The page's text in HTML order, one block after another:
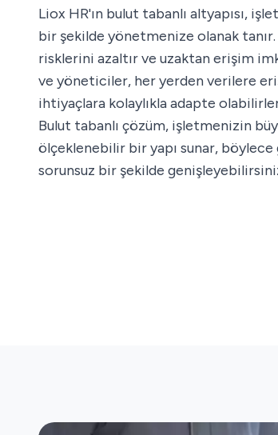
Liox HR'ın bulut tabanlı altyapısı,
bir şekilde yönetmenize olanak
risklerini azaltır ve uzaktan erişim
ve yöneticiler, her yerden verilere
ihtiyaçlara kolaylıkla adapte
Bulut tabanlı çözüm, işletmenizin
ölçeklenebilir bir yapı sunar, böylece
sorunsuz bir şekilde